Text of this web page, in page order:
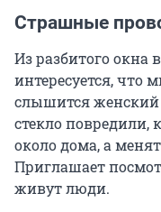
Страшные
Из разбитого
интересуется, что
слышится женский
стекло повредили,
около дома, а
Приглашает
живут люди.